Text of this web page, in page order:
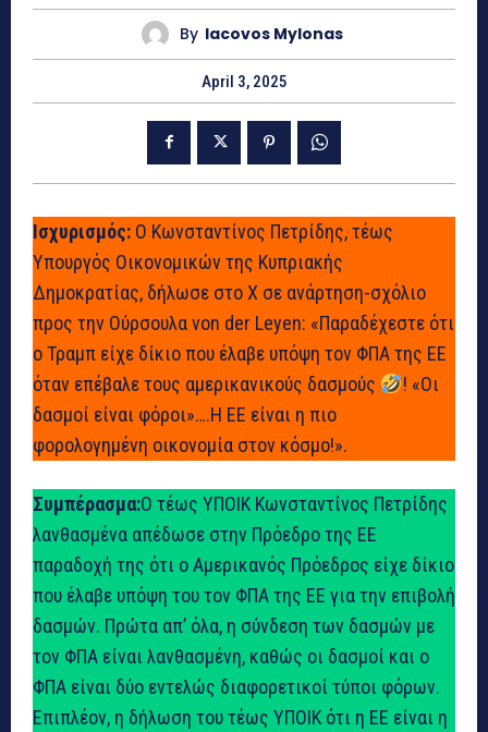
By Iacovos Mylonas
April 3, 2025
Ισχυρισμός: Ο Κωνσταντίνος Πετρίδης, τέως
Υπουργός Οικονομικών της Κυπριακής
Δημοκρατίας, δήλωσε στο Χ σε ανάρτηση-σχόλιο
προς την Ούρσουλα von der Leyen: «Παραδέχεστε ότι
ο Τραμπ είχε δίκιο που έλαβε υπόψη τον ΦΠΑ της ΕΕ
όταν επέβαλε τους αμερικανικούς δασμούς
! «Οι
δασμοί είναι φόροι»….Η ΕΕ είναι η πιο
φορολογημένη οικονομία στον κόσμο!».
Συμπέρασμα:Ο τέως ΥΠΟΙΚ Κωνσταντίνος Πετρίδης
λανθασμένα απέδωσε στην Πρόεδρο της ΕΕ
παραδοχή της ότι ο Αμερικανός Πρόεδρος είχε δίκιο
που έλαβε υπόψη του τον ΦΠΑ της ΕΕ για την επιβολή
δασμών. Πρώτα απ’ όλα, η σύνδεση των δασμών με
τον ΦΠΑ είναι λανθασμένη, καθώς οι δασμοί και ο
ΦΠΑ είναι δύο εντελώς διαφορετικοί τύποι φόρων.
Επιπλέον, η δήλωση του τέως ΥΠΟΙΚ ότι η ΕΕ είναι η